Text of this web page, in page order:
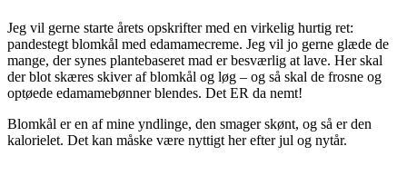
Jeg vil gerne starte årets opskrifter med en virkelig hurtig ret:
pandestegt blomkål med edamamecreme. Jeg vil jo gerne glæde de
mange, der synes plantebaseret mad er besværlig at lave. Her skal
der blot skæres skiver af blomkål og løg – og så skal de frosne og
optøede edamamebønner blendes. Det ER da nemt!
Blomkål er en af mine yndlinge, den smager skønt, og så er den
kalorielet. Det kan måske være nyttigt her efter jul og nytår.